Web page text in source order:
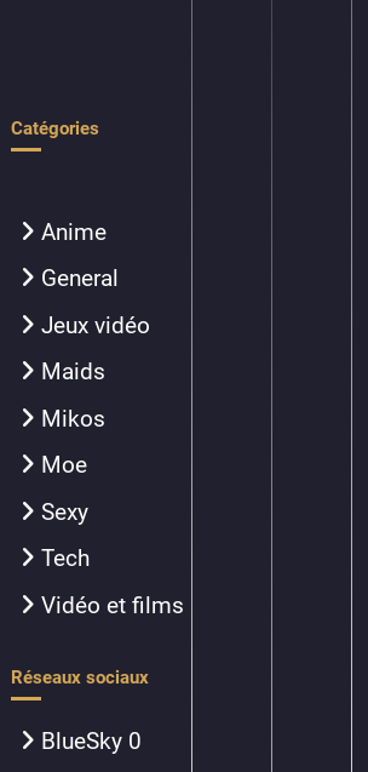
Catégories
Anime
General
Jeux vidéo
Maids
Mikos
Moe
Sexy
Tech
Vidéo et films
Réseaux sociaux
BlueSky 0